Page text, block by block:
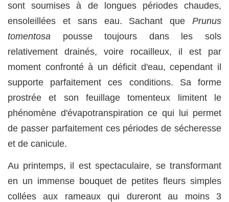
sont soumises à de longues périodes chaudes,
ensoleillées et sans eau. Sachant que Prunus
tomentosa pousse toujours dans les sols
relativement drainés, voire rocailleux, il est par
moment confronté à un déficit d'eau, cependant il
supporte parfaitement ces conditions. Sa forme
prostrée et son feuillage tomenteux limitent le
phénomène d'évapotranspiration ce qui lui permet
de passer parfaitement ces périodes de sécheresse
et de canicule.
Au printemps, il est spectaculaire, se transformant
en un immense bouquet de petites fleurs simples
collées aux rameaux qui dureront au moins 3